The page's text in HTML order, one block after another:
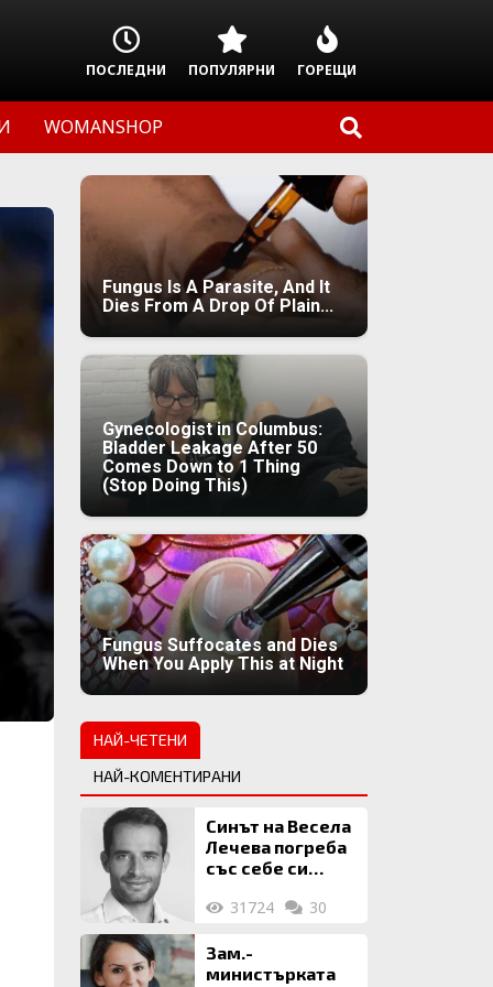
ПОСЛЕДНИ ПОПУЛЯРНИ ГОРЕЩИ
WOMANSHOP
Fungus Is A Parasite, And It
Dies From A Drop Of Plain...
Gynecologist in Columbus:
Bladder Leakage After 50
Comes Down to 1 Thing
(Stop Doing This)
Fungus Suffocates and Dies
When You Apply This at Night
НАЙ-ЧЕТЕНИ
НАЙ-КОМЕНТИРАНИ
Синът на Весела
Лечева погреба
със себе си
млн. евро
31724 30
Зам.-
министърката